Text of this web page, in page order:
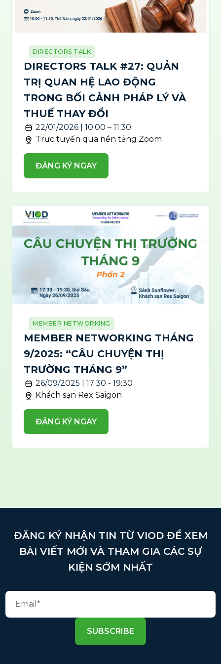
DIRECTORS TALK
DIRECTORS TALK #27: QUẢN
TRỊ QUAN HỆ LAO ĐỘNG
TRONG BỐI CẢNH PHÁP LÝ VÀ
THUẾ THAY ĐỔI
22/01/2026 | 10:00 – 11:30
Trực tuyến qua nền tảng Zoom
ĐĂNG KÝ NGAY
MEMBER NETWORKING
MEMBER NETWORKING THÁNG
9/2025: “CÂU CHUYỆN THỊ
TRƯỜNG THÁNG 9”
26/09/2025 | 17:30 - 19:30
Khách sạn Rex Saigon
ĐĂNG KÝ NGAY
ĐĂNG KÝ NHẬN TIN TỪ VIOD ĐỂ XEM
BÀI VIẾT MỚI VÀ THAM GIA CÁC SỰ
KIỆN SỚM NHẤT
SUBSCRIBE